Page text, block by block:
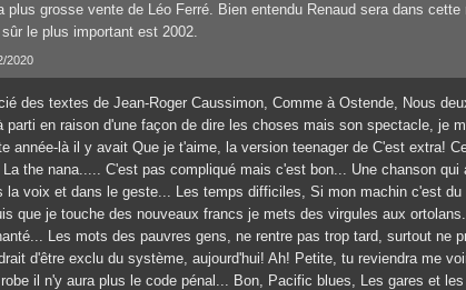
grosse vente de Léo Ferré. Bien entendu Renaud sera dans cette
le plus important est 2002.
2020
des textes de Jean-Roger Caussimon, Comme à Ostende, Nous
en raison d'une façon de dire les choses mais son spectacle, je
année-là il y avait Que je t'aime, la version teenager de C'est extra!
the nana..... C'est pas compliqué mais c'est bon... Une chanson qui
la voix et dans le geste... Les temps difficiles, Si mon machin c'est du
que je touche des nouveaux francs je mets des virgules aux
Les mots des pauvres gens, ne rentre pas trop tard, surtout ne
d'être exclu du système, aujourd'hui! Ah! Petite, tu reviendra me
il n'y aura plus le code pénal... Bon, Pacific blues, Les gares et